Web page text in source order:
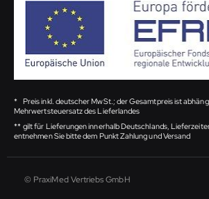
* Preis inkl. deutscher MwSt.; der Gesamtpreis ist
Mehrwertsteuersatz des Lieferlandes
** gilt für Lieferungen innerhalb Deutschlands,
entnehmen Sie bitte dem Punkt Zahlung und Versand
© PraxiMed Vertriebs GmbH